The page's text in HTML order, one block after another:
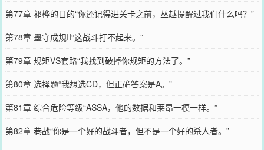
第77章 祁桦的目的“你还记得进关卡之前，丛越提醒过我们什么吗？”
第78章 墨守成规II“这战斗打不起来。”
第79章 规矩VS套路“我找到破掉你规矩的方法了。”
第80章 选择题“我想选CD，但正确答案是A。”
第81章 综合危险等级“ASSA，他的数据和莱昂一模一样。”
第82章 巷战“你是一个好的战斗者，但不是一个好的杀人者。”